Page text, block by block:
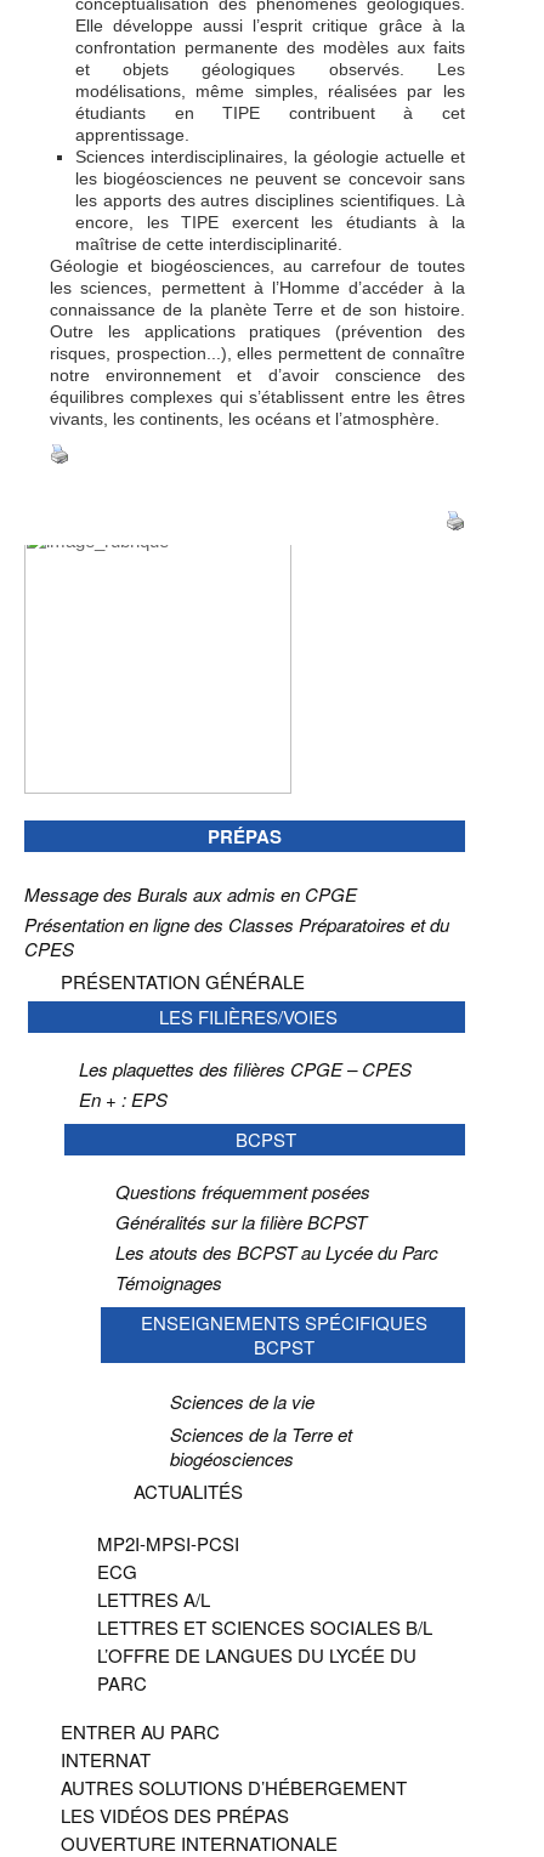
Elle développe aussi l’esprit critique grâce à la
confrontation permanente des modèles aux faits
et objets géologiques observés. Les
modélisations, même simples, réalisées par les
étudiants en TIPE contribuent à cet
apprentissage.
Sciences interdisciplinaires, la géologie actuelle et
les biogéosciences ne peuvent se concevoir sans
les apports des autres disciplines scientifiques. Là
encore, les TIPE exercent les étudiants à la
maîtrise de cette interdisciplinarité.
Géologie et biogéosciences, au carrefour de toutes
les sciences, permettent à l’Homme d’accéder à la
connaissance de la planète Terre et de son histoire.
Outre les applications pratiques (prévention des
risques, prospection...), elles permettent de connaître
notre environnement et d’avoir conscience des
équilibres complexes qui s’établissent entre les êtres
vivants, les continents, les océans et l’atmosphère.
PRÉPAS
Message des Burals aux admis en CPGE
Présentation en ligne des Classes Préparatoires et du
CPES
PRÉSENTATION GÉNÉRALE
LES FILIÈRES/VOIES
Les plaquettes des filières CPGE – CPES
En + : EPS
BCPST
Questions fréquemment posées
Généralités sur la filière BCPST
Les atouts des BCPST au Lycée du Parc
Témoignages
ENSEIGNEMENTS SPÉCIFIQUES
BCPST
Sciences de la vie
Sciences de la Terre et
biogéosciences
ACTUALITÉS
MP2I-MPSI-PCSI
ECG
LETTRES A/L
LETTRES ET SCIENCES SOCIALES B/L
L’OFFRE DE LANGUES DU LYCÉE DU
PARC
ENTRER AU PARC
INTERNAT
AUTRES SOLUTIONS D’HÉBERGEMENT
LES VIDÉOS DES PRÉPAS
OUVERTURE INTERNATIONALE